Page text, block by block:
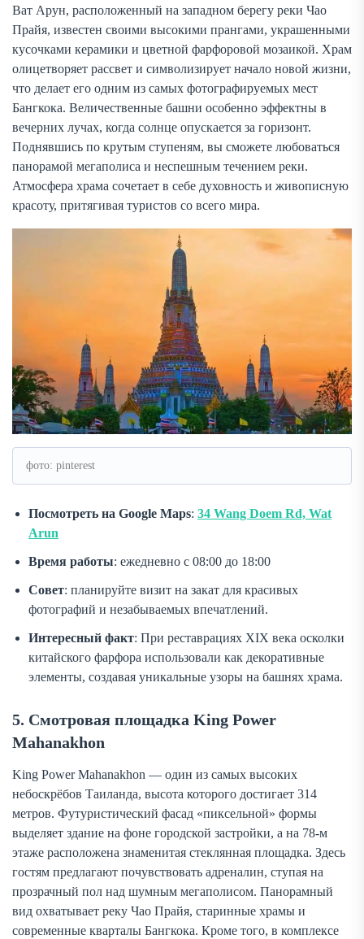
Ват Арун, расположенный на западном берегу реки Чао
Прайя, известен своими высокими прангами, украшенными
кусочками керамики и цветной фарфоровой мозаикой. Храм
олицетворяет рассвет и символизирует начало новой жизни,
что делает его одним из самых фотографируемых мест
Бангкока. Величественные башни особенно эффектны в
вечерних лучах, когда солнце опускается за горизонт.
Поднявшись по крутым ступеням, вы сможете любоваться
панорамой мегаполиса и неспешным течением реки.
Атмосфера храма сочетает в себе духовность и живописную
красоту, притягивая туристов со всего мира.
фото: pinterest
Посмотреть на Google Maps: 34 Wang Doem Rd, Wat
Arun
Время работы: ежедневно с 08:00 до 18:00
Совет: планируйте визит на закат для красивых
фотографий и незабываемых впечатлений.
Интересный факт: При реставрациях XIX века осколки
китайского фарфора использовали как декоративные
элементы, создавая уникальные узоры на башнях храма.
5. Смотровая площадка King Power
Mahanakhon
King Power Mahanakhon — один из самых высоких
небоскрёбов Таиланда, высота которого достигает 314
метров. Футуристический фасад «пиксельной» формы
выделяет здание на фоне городской застройки, а на 78-м
этаже расположена знаменитая стеклянная площадка. Здесь
гостям предлагают почувствовать адреналин, ступая на
прозрачный пол над шумным мегаполисом. Панорамный
вид охватывает реку Чао Прайя, старинные храмы и
современные кварталы Бангкока. Кроме того, в комплексе